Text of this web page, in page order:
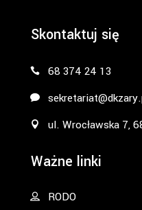
Skontaktuj się
68 374 24 13
ul. Wrocławska 7,
Ważne linki
RODO